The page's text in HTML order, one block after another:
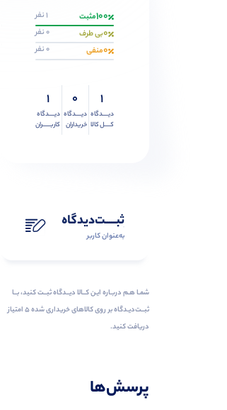
100مثبت 1 نفر
0بی طرف 0 نفر
0منفی 0 نفر
1
دیــــدگاه
کــــل کالا
0
دیــــدگاه
خریداران
1
دیــــدگاه
کاربـــــران
ثبـــــت‌دیدگاه
به‌عنوان کاربر
شمـا هـم دربـاره ایـن کــالا دیــدگاه ثبــت کنید، بــا
ثبــت‌دیـدگاه بر روی کالاهای خریداری شده ۵ امتیاز
دریافت کنید.
پرسش‌ها